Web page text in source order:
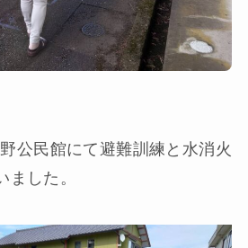
公民館にて避難訓練と水消火
した。